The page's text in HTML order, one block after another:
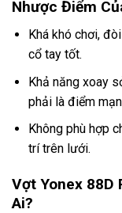
Nhược Điểm
Khá khó chơi,
cổ tay tốt.
Khả năng xoay
phải là điểm
Không phù hợp
trí trên lưới.
Vợt Yonex 88D
Ai?